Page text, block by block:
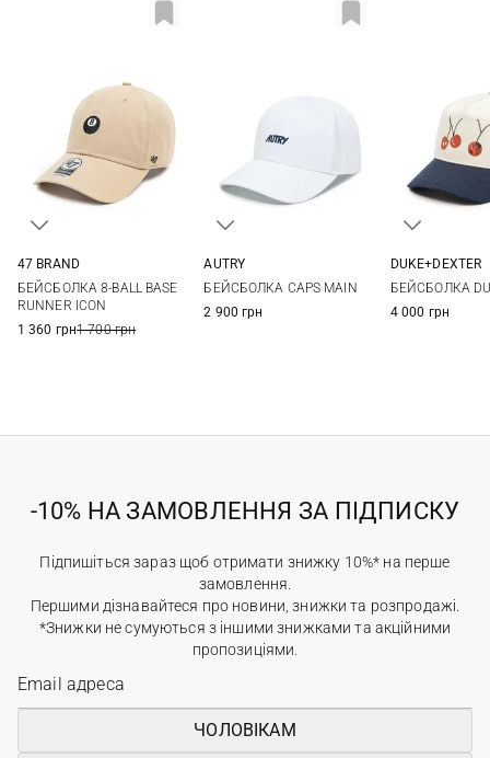
47 BRAND
БЕЙСБОЛКА 8-BALL BASE
RUNNER ICON
1 360 грн1 700 грн
AUTRY
БЕЙСБОЛКА CAPS MAIN
2 900 грн
DUKE+DEXTER
БЕЙСБОЛКА
4 000 грн
-10% НА ЗАМОВЛЕННЯ ЗА ПІДПИСКУ
Підпишіться зараз щоб отримати знижку 10%* на перше
замовлення.
Першими дізнавайтеся про новини, знижки та розпродажі.
*Знижки не сумуються з іншими знижками та акційними
пропозиціями.
ЧОЛОВІКАМ